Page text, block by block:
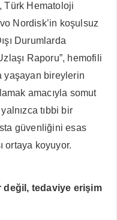
Türk Hematoloji
Nordisk’in koşulsuz
Durumlarda
Raporu”, hemofili
yaşayan bireylerin
amacıyla somut
tıbbi bir
güvenliğini esas
ortaya koyuyor.
değil, tedaviye erişim